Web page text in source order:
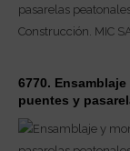
6770.
puentes y